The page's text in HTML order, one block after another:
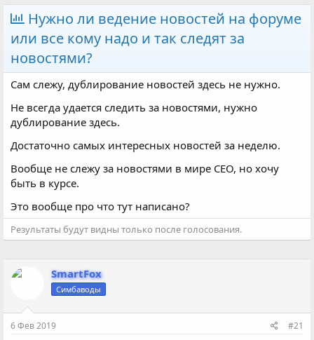
т
о
р
е
м
ы
а
н
ч
а
л
и
Нужно ли ведение новостей на форуме
или все кому надо и так следят за
новостями?
Сам слежу, дублирование новостей здесь не нужно.
Не всегда удается следить за новостями, нужно
дублирование здесь.
Достаточно самых интересных новостей за неделю.
Вообще не слежу за новостями в мире СЕО, но хочу
быть в курсе.
Это вообще про что тут написано?
Результаты будут видны только после голосования.
SmartFox
Симбаводы
6 Фев 2019 #21